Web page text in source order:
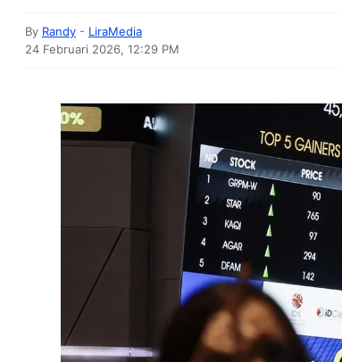
By Randy - LiraMedia
24 Februari 2026, 12:29 PM